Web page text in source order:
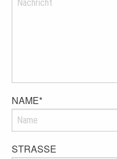
NAME*
STRASSE